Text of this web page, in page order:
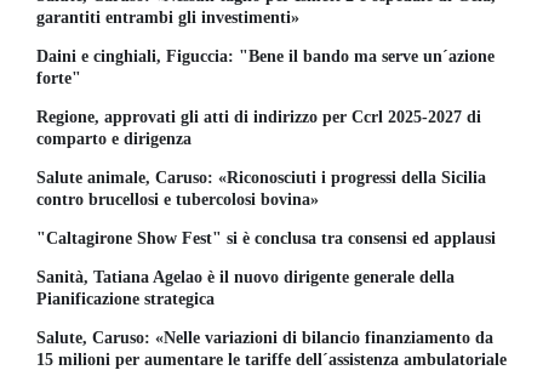
garantiti entrambi gli investimenti»
Daini e cinghiali, Figuccia: "Bene il bando ma serve un´azione
forte"
Regione, approvati gli atti di indirizzo per Ccrl 2025-2027 di
comparto e dirigenza
Salute animale, Caruso: «Riconosciuti i progressi della Sicilia
contro brucellosi e tubercolosi bovina»
"Caltagirone Show Fest" si è conclusa tra consensi ed applausi
Sanità, Tatiana Agelao è il nuovo dirigente generale della
Pianificazione strategica
Salute, Caruso: «Nelle variazioni di bilancio finanziamento da
15 milioni per aumentare le tariffe dell´assistenza ambulatoriale